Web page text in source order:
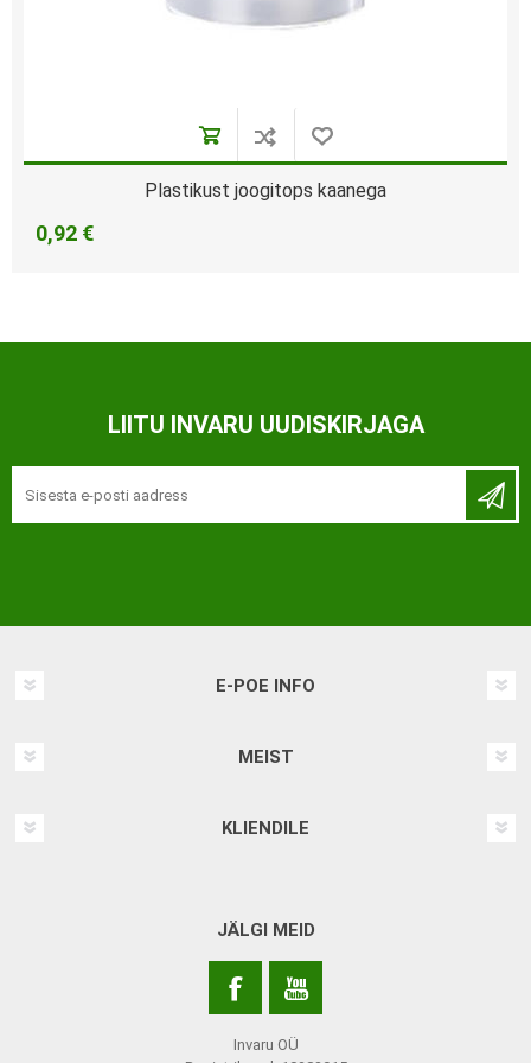
Plastikust joogitops kaanega
0,92 €
LIITU INVARU UUDISKIRJAGA
E-POE INFO
MEIST
KLIENDILE
JÄLGI MEID
Invaru OÜ